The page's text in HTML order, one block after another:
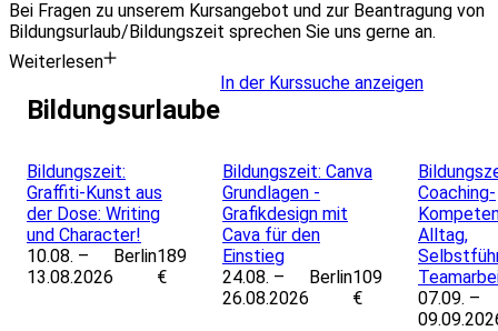
Bei Fragen zu unserem Kursangebot und zur Beantragung von
Bildungsurlaub/Bildungszeit sprechen Sie uns gerne an.
Weiterlesen
Bildungsurlaube
In der Kurssuche anzeigen
Bildungszeit:
Graffiti-Kunst aus
der Dose: Writing
und Character!
10.08. –
13.08.2026
Berlin189
€
Bildungszeit: Canva
Grundlagen -
Grafikdesign mit
Cava für den
Einstieg
24.08. –
26.08.2026
Berlin109
€
Coaching-
Alltag,
07.09. –